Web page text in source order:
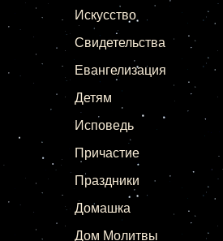
Искусство
Свидетельства
Евангелизация
Детям
Исповедь
Причастие
Праздники
Домашка
Дом Молитвы